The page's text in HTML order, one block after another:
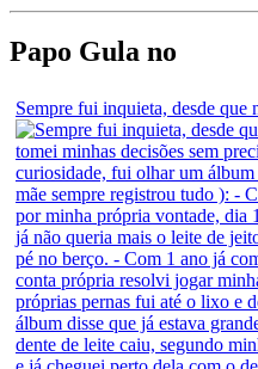
Papo Gula no
Sempre fui inquieta, desde que